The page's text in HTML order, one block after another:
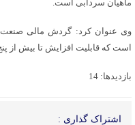
ماهیان سردآبی است.
است که قابلیت افزایش تا بیش از پنج
بازدیدها: 14
اشتراک گذاری :